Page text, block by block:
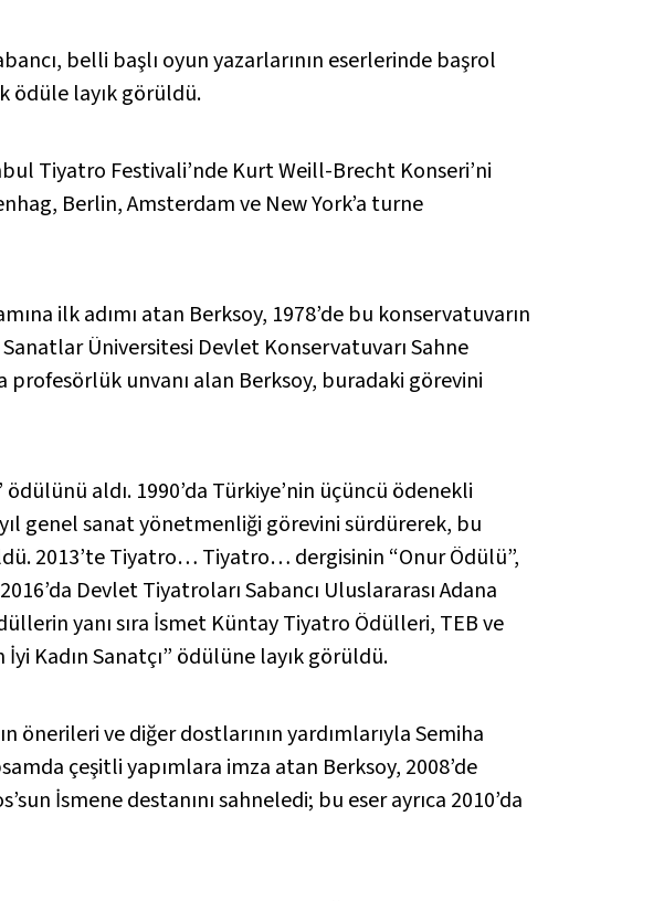
belli başlı oyun yazarlarının eserlerinde başrol
ödüle layık görüldü.
Tiyatro Festivali’nde Kurt Weill-Brecht Konseri’ni
Berlin, Amsterdam ve New York’a turne
ilk adımı atan Berksoy, 1978’de bu konservatuvarın
Üniversitesi Devlet Konservatuvarı Sahne
profesörlük unvanı alan Berksoy, buradaki görevini
aldı. 1990’da Türkiye’nin üçüncü ödenekli
genel sanat yönetmenliği görevini sürdürerek, bu
2013’teTiyatro… Tiyatro… dergisinin “Onur Ödülü”,
Devlet Tiyatroları Sabancı Uluslararası Adana
yanı sıra İsmet Küntay Tiyatro Ödülleri, TEB ve
Kadın Sanatçı” ödülüne layık görüldü.
önerileri ve diğer dostlarının yardımlarıyla Semiha
çeşitli yapımlara imza atan Berksoy, 2008’de
İsmenedestanını sahneledi; bu eser ayrıca 2010’da